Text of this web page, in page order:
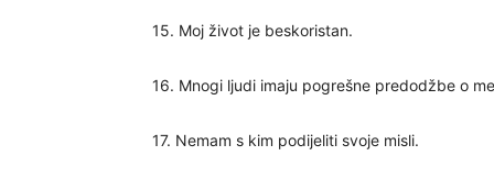
15. Moj život je beskoristan.
16. Mnogi ljudi imaju pogrešne predodžbe o
17. Nemam s kim podijeliti svoje misli.